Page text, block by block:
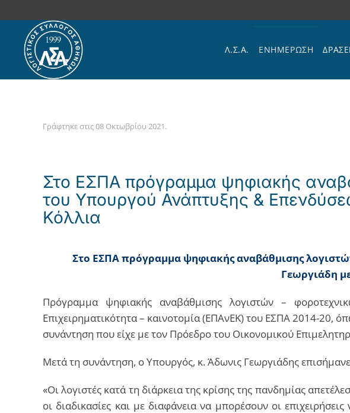
Skip to main content
Λ.Σ.Α. ΕΝΗΜΕΡΩΣΗ
Γράφτηκε στις08 Οκτωβρίου 2021.
Στο ΕΣΠΑ πρόγραμμα ψηφιακής
του Υπουργού Ανάπτυξης &
Κόλλια
Στο ΕΣΠΑ πρόγραμμα ψηφιακής αναβάθμισης
Γεωργιάδη
Πρόγραμμα ψηφιακής αναβάθμισης λογιστών –
Επιχειρηματικότητα – καινοτομία (ΕΠΑνΕΚ) του ΕΣΠΑ 2014-20,
συνάντηση που είχε με τον Πρόεδρο του Οικονομικού
Μετά τη συνάντηση, ο Υπουργός, κ. Άδωνις Γεωργιάδης
«Οι λογιστές κατά τη διάρκεια της κρίσης της πανδημίας
οι διαδικασίες και με διαφάνεια να μπορέσουν οι